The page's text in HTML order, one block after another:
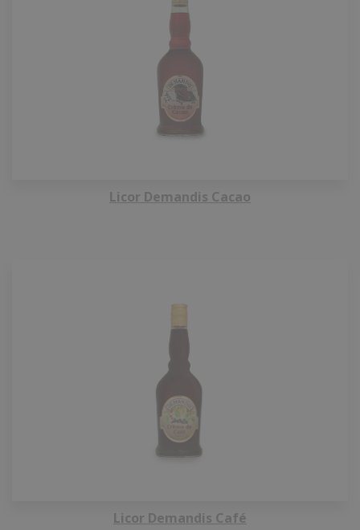
Licor Demandis Cacao
Licor Demandis Café